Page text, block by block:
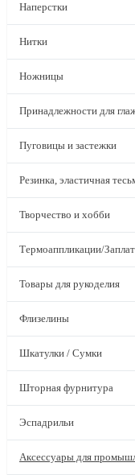
Наперстки
Нитки
Ножницы
Принадлежности для
Пуговицы и застежки
Резинка, эластичная
Творчество и хобби
Термоаппликации/
Товары для рукоделия
Флизелины
Шкатулки / Сумки
Шторная фурнитура
Эспадрильи
Аксессуары для